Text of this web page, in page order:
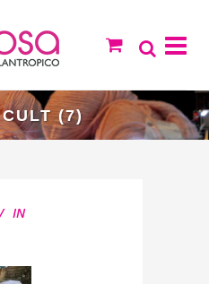
(7)
IN